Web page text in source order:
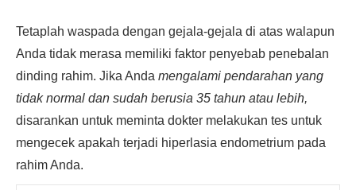
Tetaplah waspada dengan gejala-gejala di atas walapun
Anda tidak merasa memiliki faktor penyebab penebalan
dinding rahim. Jika Anda mengalami pendarahan yang
tidak normal dan sudah berusia 35 tahun atau lebih,
disarankan untuk meminta dokter melakukan tes untuk
mengecek apakah terjadi hiperlasia endometrium pada
rahim Anda.